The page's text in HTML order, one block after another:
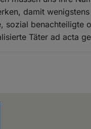
damit
sozial benachteiligte
Täter ad acta